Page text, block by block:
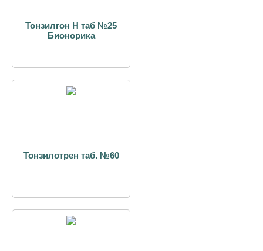
Тонзилгон Н таб №25
Бионорика
Тонзилотрен таб. №60